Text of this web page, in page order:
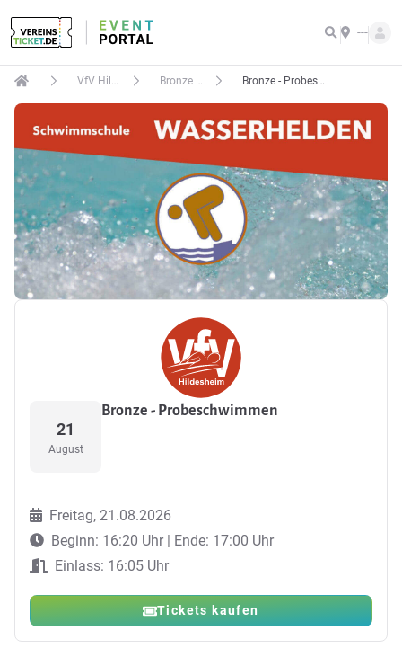
---
VfV Hildesheim e.V. Bronze - Probeschwimmen Bronze - Probeschwimmen
21
August
Bronze - Probeschwimmen
Freitag, 21.08.2026
Beginn: 16:20 Uhr | Ende: 17:00 Uhr
Einlass: 16:05 Uhr
Tickets kaufen